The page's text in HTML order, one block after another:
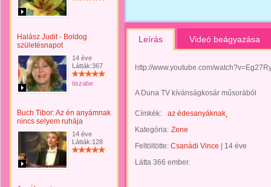
Halász Judit - Boldog
születésnapot
14 éve
Látták:367
tiszabe
Buch Tibor: Az én anyámnak
nincs selyem ruhája
14 éve
Látták:128
Leírás Videó beágyazása
http://www.youtube.com/
A Duna TV kívánságkosár műsorából
Címkék:
az édesanyáknak
Kategória: Zene
Feltöltötte: Csanádi Vince
14 éve
Látta 366 ember.